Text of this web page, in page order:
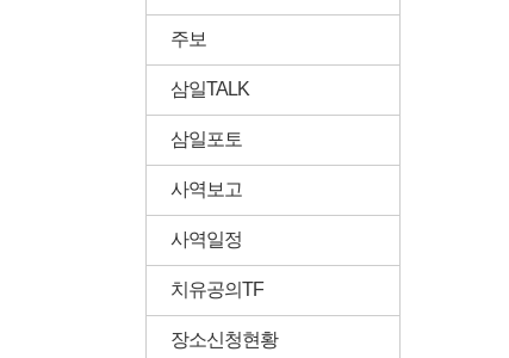
주보
삼일TALK
삼일포토
사역보고
사역일정
치유공의TF
장소신청현황